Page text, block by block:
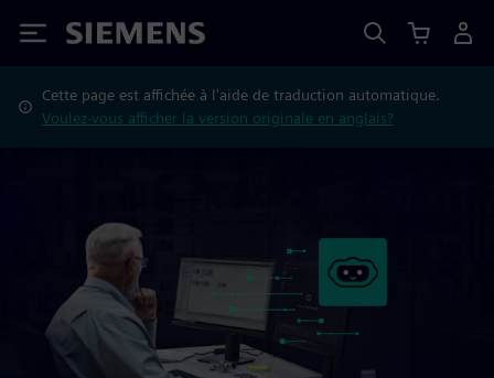
Siemens
Cette page est affichée à l'aide de traduction automatique.
Voulez-vous afficher la version originale en anglais?